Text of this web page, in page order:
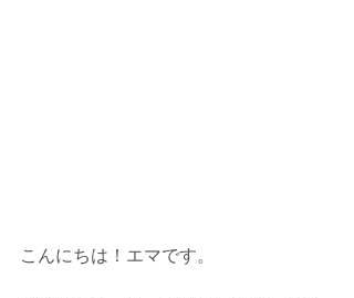
こんにちは！エマです。